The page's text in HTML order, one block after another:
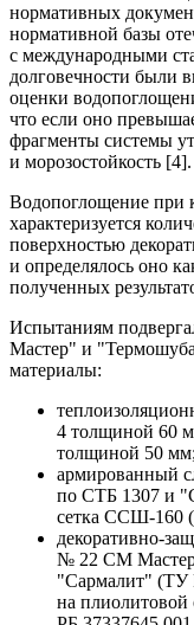
нормативных
нормативной базы
с международными
долговечности были
оценки
что если оно
фрагменты системы
и морозостойкость [4].
Водопоглощение при
характеризуется
поверхностью
и определялось оно
полученных
Испытаниям
Мастер" и
материалы:
4 толщиной 60
толщиной 50 мм;
армированный
по СТБ 1307 и
сетка ССШ-160
декоративно-
№ 22 СМ Мастер
"Сармалит" (ТУ
на